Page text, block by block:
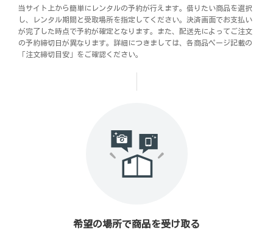
当サイト上から簡単にレンタルの予約が行えます。借りたい商品を選択
し、レンタル期間と受取場所を指定してください。決済画面でお支払い
が完了した時点で予約が確定となります。また、配送先によってご注文
の予約締切日が異なります。詳細につきましては、各商品ページ記載の
「注文締切目安」をご確認ください。
希望の場所で商品を受け取る